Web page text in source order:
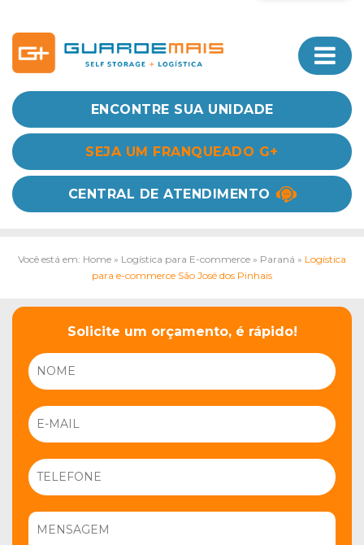
ENCONTRE SUA UNIDADE
SEJA UM FRANQUEADO G+
CENTRAL DE ATENDIMENTO
Você está em: Home » Logística para E-commerce » Paraná » Logística
para e-commerce São José dos Pinhais
Solicite um orçamento, é rápido!